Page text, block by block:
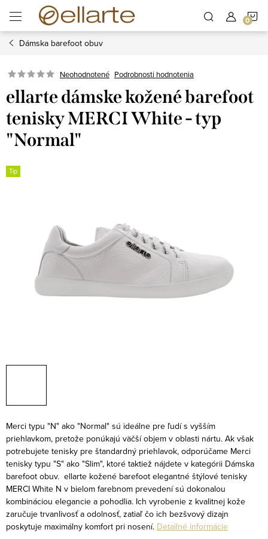
obsah
Dámska barefoot obuv
Neohodnotené Podrobnosti hodnotenia
ellarte dámske kožené barefoot
tenisky MERCI White - typ
"Normal"
Tip
Merci typu "N" ako "Normal" sú ideálne pre ľudí s vyšším
priehlavkom, pretože ponúkajú väčší objem v oblasti nártu. Ak však
potrebujete tenisky pre štandardný priehlavok, odporúčame Merci
tenisky typu "S" ako "Slim", ktoré taktiež nájdete v kategórii Dámska
barefoot obuv. ellarte kožené barefoot elegantné štýlové tenisky
MERCI White N v bielom farebnom prevedení sú dokonalou
kombináciou elegancie a pohodlia. Ich vyrobenie z kvalitnej kože
zaručuje trvanlivosť a odolnosť, zatiaľ čo ich bezšvový dizajn
poskytuje maximálny komfort pri nosení. Detailné informácie